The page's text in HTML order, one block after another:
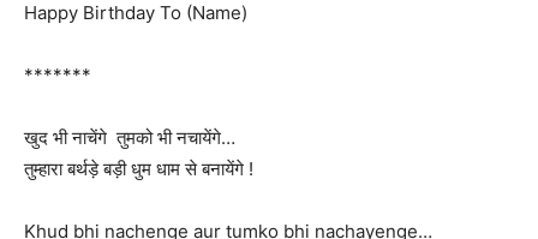
Happy Birthday To (Name)
*******
खुद भी नाचेंगे ‍ तुमको भी नचायेंगे…
तुम्हारा बर्थड़े बड़ी धुम धाम से बनायेंगे !
Khud bhi nachenge ‍aur tumko bhi nachayenge…